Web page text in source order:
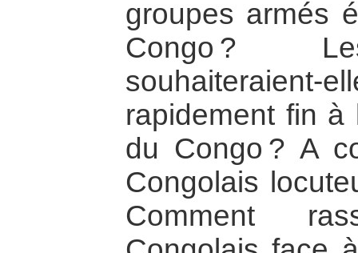
groupes armés
Congo ?
souhaiteraient-
rapidement fin
du Congo ? A
Congolais
Comment